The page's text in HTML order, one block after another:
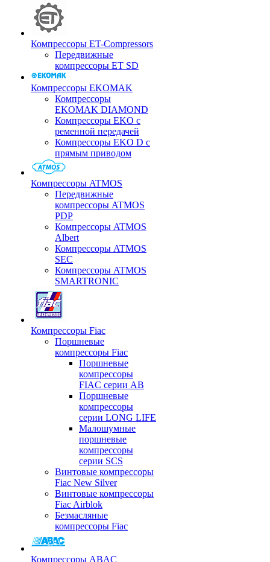
Компрессоры ET-Compressors
Передвижные
компрессоры ET SD
Компрессоры EKOMAK
Компрессоры
EKOMAK DIAMOND
Компрессоры EKO c
ременной передачей
Компрессоры EKO D с
прямым приводом
Компрессоры ATMOS
Передвижные
компрессоры ATMOS
PDP
Компрессоры ATMOS
Albert
Компрессоры ATMOS
SEC
Компрессоры ATMOS
SMARTRONIC
Компрессоры Fiac
Поршневые
компрессоры Fiac
Поршневые
компрессоры
FIAC серии AB
Поршневые
компрессоры
серии LONG LIFE
Малошумные
поршневые
компрессоры
серии SCS
Винтовые компрессоры
Fiac New Silver
Винтовые компрессоры
Fiac Airblok
Безмасляные
компрессоры Fiac
Компрессоры ABAC